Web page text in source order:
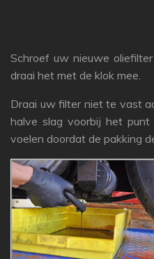
Schroef uw nieuwe
draai het met de klok mee.
Draai uw filter niet te vast
halve slag voorbij het
voelen doordat de pakking